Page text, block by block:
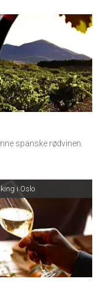
spanske rødvinen.
i Oslo